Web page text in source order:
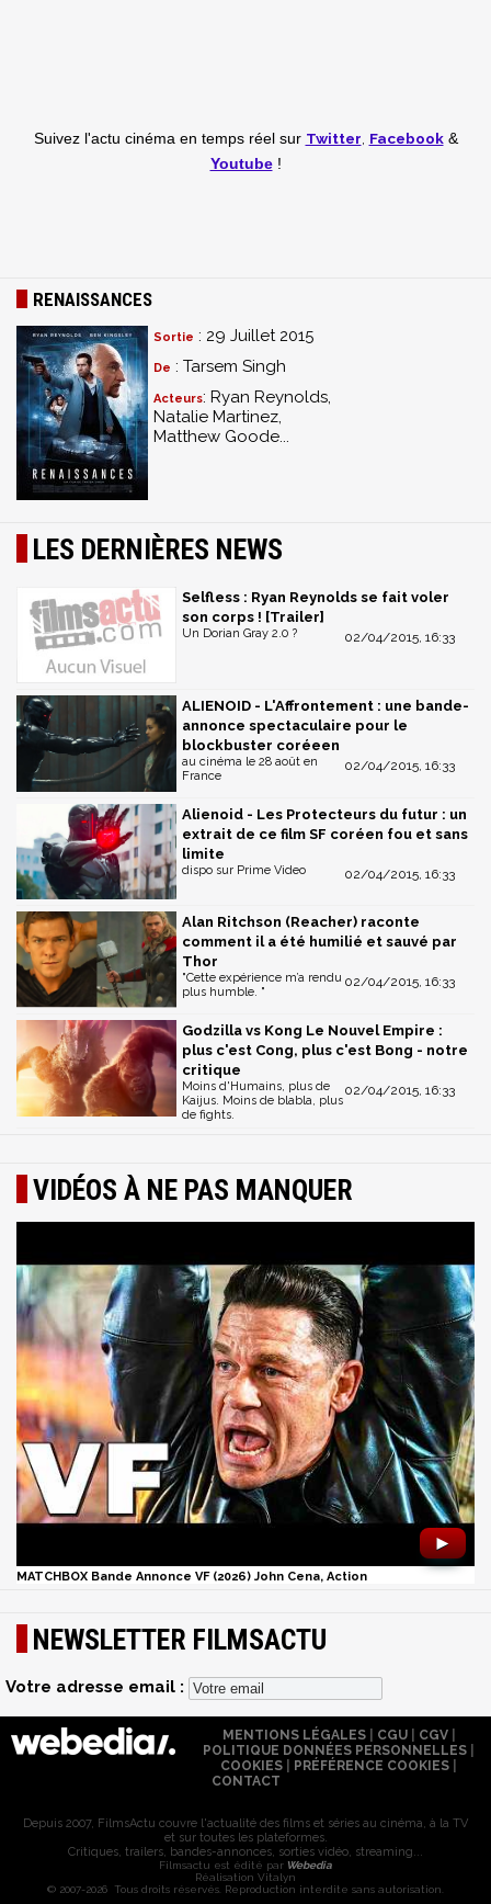
Suivez l'actu cinéma en temps réel sur Twitter Facebook&
Youtube!
RENAISSANCES
Sortie : 29 Juillet 2015
De : Tarsem Singh
Acteurs: Ryan Reynolds,
Natalie Martinez,
Matthew Goode...
LES DERNIÈRES NEWS
Selfless : Ryan Reynolds se fait voler
son corps ! [Trailer]
02/04/2015, 16:33
Un Dorian Gray 2.0 ?
ALIENOID - L'Affrontement : une bande-
annonce spectaculaire pour le
blockbuster coréeen
02/04/2015, 16:33
au cinéma le 28 août en
France
Alienoid - Les Protecteurs du futur : un
extrait de ce film SF coréen fou et sans
limite
02/04/2015, 16:33
dispo sur Prime Video
Alan Ritchson (Reacher) raconte
comment il a été humilié et sauvé par
Thor
02/04/2015, 16:33
"Cette expérience m’a rendu
plus humble. "
Godzilla vs Kong Le Nouvel Empire :
plus c'est Cong, plus c'est Bong - notre
critique
02/04/2015, 16:33
Moins d'Humains, plus de
Kaijus. Moins de blabla, plus
de fights.
VIDÉOS À NE PAS MANQUER
►
MATCHBOX Bande Annonce VF (2026) John Cena, Action
NEWSLETTER FILMSACTU
Votre adresse email :
MENTIONS LÉGALES| CGU| CGV|
POLITIQUE DONNÉES PERSONNELLES
COOKIES
PRÉFÉRENCE COOKIES
CONTACT
Depuis 2007, FilmsActu couvre l'actualité des films et séries au cinéma, à la TV
et sur toutes les plateformes.
Critiques, trailers, bandes-annonces, sorties vidéo, streaming...
Filmsactu est édité par Webedia
Réalisation Vitalyn
© 2007-2026 Tous droits réservés. Reproduction interdite sans autorisation.